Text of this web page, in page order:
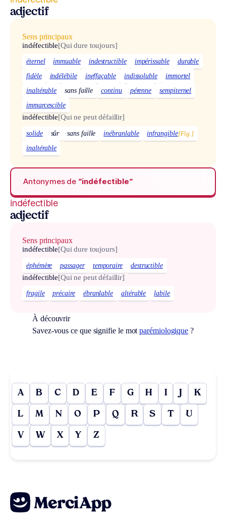
adjectif
Sens principaux
indéfectible[Qui dure toujours]
éternel immuable indestructible impérissable
durable
fidèle
indélébile ineffaçable indissoluble
immortel
inaltérable
sans faille continu pérenne
sempiternel
immarcescible
indéfectible[Qui ne peut défaillir]
solide sûr sans faille inébranlable infrangible[Fig.]
inaltérable
Antonymes de “indéfectible“
indéfectible
adjectif
Sens principaux
indéfectible[Qui dure toujours]
éphémère passager temporaire destructible
indéfectible[Qui ne peut défaillir]
fragile précaire ébranlable altérable labile
À découvrir
Savez-vous ce que signifie le motparémiologique ?
A B C D E F G H I J K
L M N O P Q R S T U
V W X Y Z